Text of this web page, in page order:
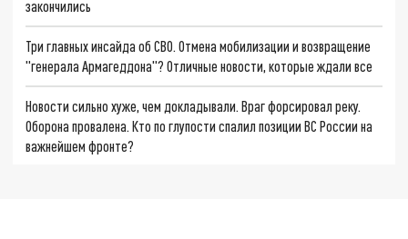
закончились
Три главных инсайда об СВО. Отмена мобилизации и возвращение
"генерала Армагеддона"? Отличные новости, которые ждали все
Новости сильно хуже, чем докладывали. Враг форсировал реку.
Оборона провалена. Кто по глупости спалил позиции ВС России на
важнейшем фронте?